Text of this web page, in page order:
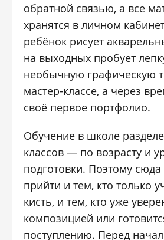
обратной связью, а все
хранятся в личном
ребёнок рисует
на выходных пробует
необычную графическую
мастер-классе, а через
своё первое портфолио.
Обучение в школе
классов — по возрасту и
подготовки. Поэтому
прийти и тем, кто только
кисть, и тем, кто уже
композицией или
поступлению. Перед